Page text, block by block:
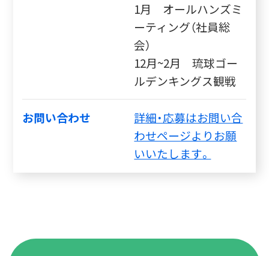
1月 オールハンズミ
ーティング（社員総
会）
12月~2月 琉球ゴー
ルデンキングス観戦
お問い合わせ
詳細・応募はお問い合
わせページよりお願
いいたします。